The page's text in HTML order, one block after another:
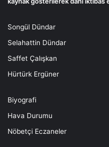
Songül Dündar
Selahattin Dündar
Saffet Çalışkan
Hürtürk Ergüner
Biyografi
Hava Durumu
Nöbetçi Eczaneler